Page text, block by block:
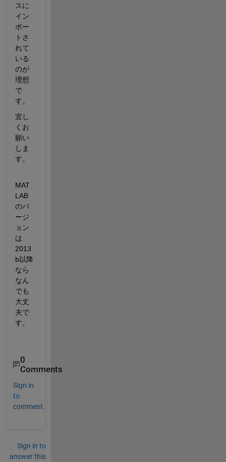
スに
イン
ポー
トさ
れて
いる
のが
理想
で
す。
宜し
くお
願い
しま
す。
MAT
LAB
のバ
ージ
ョン
は
2013
b以降
なら
なん
でも
大丈
夫で
す。
0
Comments
Sign in
to
comment.
Sign in to
answer this